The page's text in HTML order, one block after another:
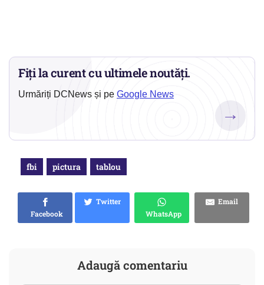
Fiți la curent cu ultimele noutăți.
Urmăriți DCNews și pe Google News
→
fbi pictura tablou
Facebook
Twitter
WhatsApp
Email
Adaugă comentariu